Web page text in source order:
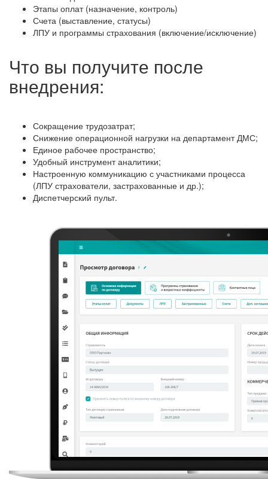
Этапы оплат (назначение, контроль)
Счета (выставление, статусы)
ЛПУ и программы страхования (включение/исключение)
Что вы получите после
внедрения:
Сокращение трудозатрат;
Снижение операционной нагрузки на департамент ДМС;
Единое рабочее пространство;
Удобный инструмент аналитики;
Настроенную коммуникацию с участниками процесса
(ЛПУ страхователи, застрахованные и др.);
Диспетчерский пульт.